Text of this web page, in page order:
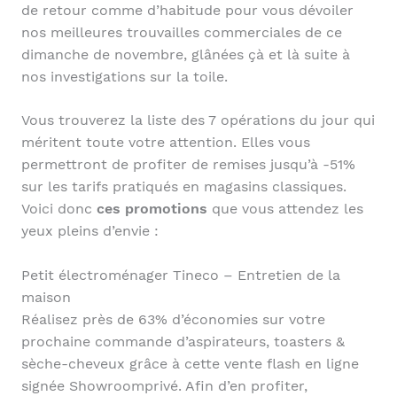
de retour comme d’habitude pour vous dévoiler
nos meilleures trouvailles commerciales de ce
dimanche de novembre, glânées çà et là suite à
nos investigations sur la toile.
Vous trouverez la liste des 7 opérations du jour qui
méritent toute votre attention. Elles vous
permettront de profiter de remises jusqu’à -51%
sur les tarifs pratiqués en magasins classiques.
Voici donc ces promotions que vous attendez les
yeux pleins d’envie :
Petit électroménager Tineco – Entretien de la
maison
Réalisez près de 63% d’économies sur votre
prochaine commande d’aspirateurs, toasters &
sèche-cheveux grâce à cette vente flash en ligne
signée Showroomprivé. Afin d’en profiter,